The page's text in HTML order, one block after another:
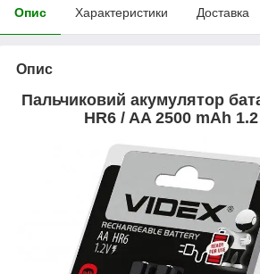
Опис Характеристики Доставка
Опис
Пальчиковий акумулятор
HR6 / AA 2500 mAh